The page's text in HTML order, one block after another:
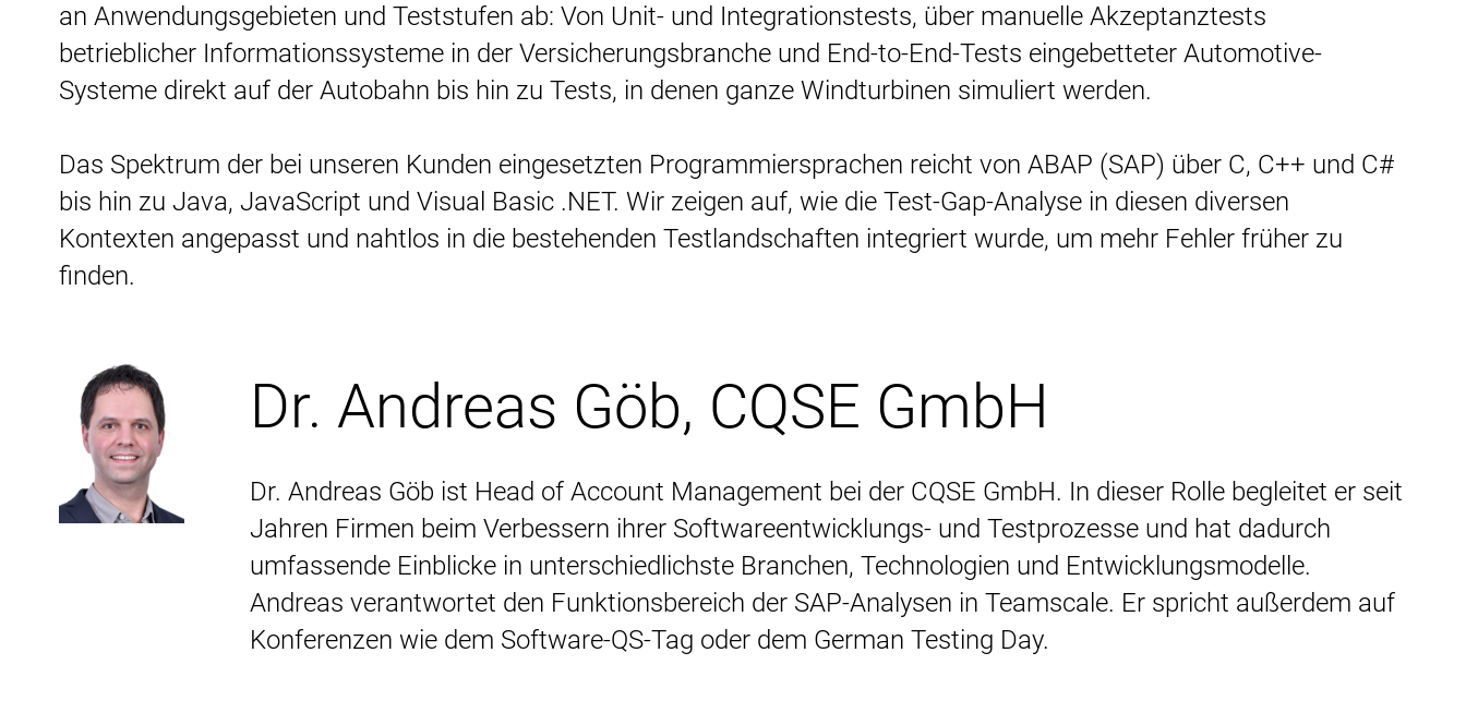
an Anwendungsgebieten und Teststufen ab: Von Unit- und Integrationstests, über manuelle Akzeptanztests
betrieblicher Informationssysteme in der Versicherungsbranche und End-to-End-Tests eingebetteter Automotive-
Systeme direkt auf der Autobahn bis hin zu Tests, in denen ganze Windturbinen simuliert werden.
Das Spektrum der bei unseren Kunden eingesetzten Programmiersprachen reicht von ABAP (SAP) über C, C++ und C#
bis hin zu Java, JavaScript und Visual Basic .NET. Wir zeigen auf, wie die Test-Gap-Analyse in diesen diversen
Kontexten angepasst und nahtlos in die bestehenden Testlandschaften integriert wurde, um mehr Fehler früher zu
finden.
Dr. Andreas Göb, CQSE GmbH
Dr. Andreas Göb ist Head of Account Management bei der CQSE GmbH. In dieser Rolle begleitet er seit
Jahren Firmen beim Verbessern ihrer Softwareentwicklungs- und Testprozesse und hat dadurch
umfassende Einblicke in unterschiedlichste Branchen, Technologien und Entwicklungsmodelle.
Andreas verantwortet den Funktionsbereich der SAP-Analysen in Teamscale. Er spricht außerdem auf
Konferenzen wie dem Software-QS-Tag oder dem German Testing Day.